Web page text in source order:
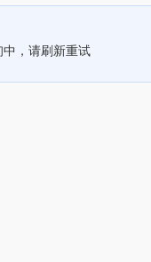
中，请刷新重试